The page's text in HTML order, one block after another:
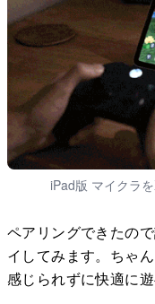
iPad版 マイクラ
ペアリングできたの
イしてみます。ちゃ
感じられずに快適に遊